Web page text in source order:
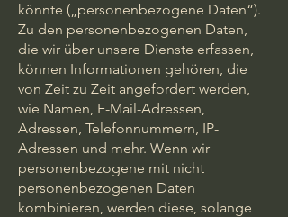
könnte („personenbezogene Daten“).
Zu den personenbezogenen Daten,
die wir über unsere Dienste erfassen,
können Informationen gehören, die
von Zeit zu Zeit angefordert werden,
wie Namen, E-Mail-Adressen,
Adressen, Telefonnummern, IP-
Adressen und mehr. Wenn wir
personenbezogene mit nicht
personenbezogenen Daten
kombinieren, werden diese, solange